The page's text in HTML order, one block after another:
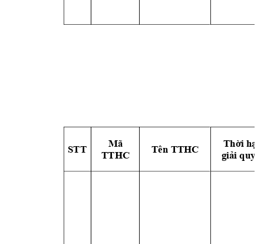
STT
Mã
TTHC
Tên TTHC
Thời
giải